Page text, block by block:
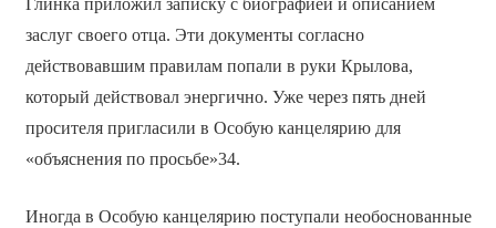
Глинка приложил записку с биографией и описанием
заслуг своего отца. Эти документы согласно
действовавшим правилам попали в руки Крылова,
который действовал энергично. Уже через пять дней
просителя пригласили в Особую канцелярию для
«объяснения по просьбе»34.
Иногда в Особую канцелярию поступали необоснованные